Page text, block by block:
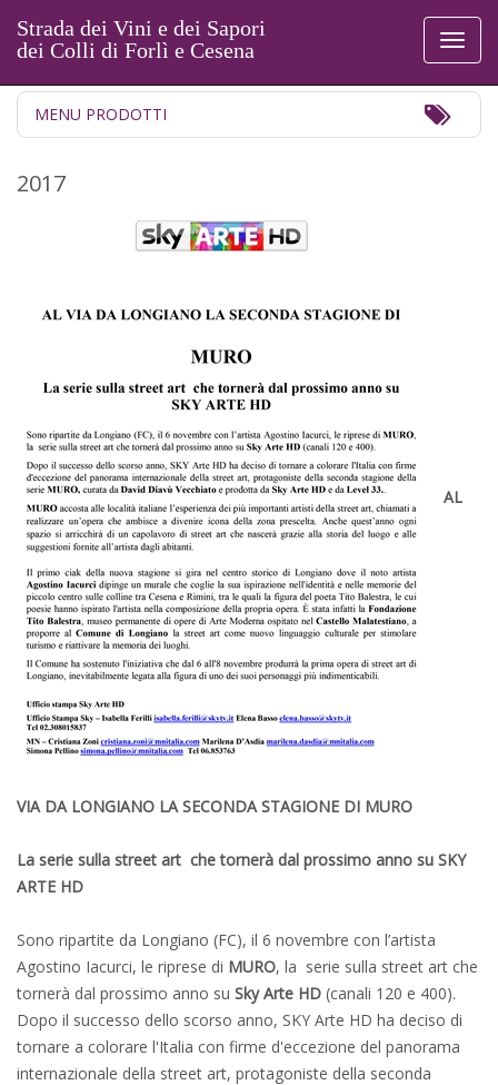
Strada dei Vini e dei Sapori
dei Colli di Forlì e Cesena
MENU PRODOTTI
2017
AL
VIA DA LONGIANO LA SECONDA STAGIONE DI MURO
La serie sulla street art che tornerà dal prossimo anno su SKY
ARTE HD
Sono ripartite da Longiano (FC), il 6 novembre con l’artista
Agostino Iacurci, le riprese di MURO, la serie sulla street art che
tornerà dal prossimo anno su Sky Arte HD (canali 120 e 400).
Dopo il successo dello scorso anno, SKY Arte HD ha deciso di
tornare a colorare l'Italia con firme d'eccezione del panorama
internazionale della street art, protagoniste della seconda